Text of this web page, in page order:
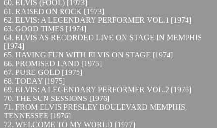
60. ELVIS (FOOL) [1973]
61. RAISED ON ROCK [1973]
62. ELVIS: A LEGENDARY PERFORMER VOL.1 [1974]
63. GOOD TIMES [1974]
64. ELVIS AS RECORDED LIVE ON STAGE IN MEMPHIS
[1974]
65. HAVING FUN WITH ELVIS ON STAGE [1974]
66. PROMISED LAND [1975]
67. PURE GOLD [1975]
68. TODAY [1975]
69. ELVIS: A LEGENDARY PERFORMER VOL.2 [1976]
70. THE SUN SESSIONS [1976]
71. FROM ELVIS PRESLEY BOULEVARD MEMPHIS,
TENNESSEE [1976]
72. WELCOME TO MY WORLD [1977]